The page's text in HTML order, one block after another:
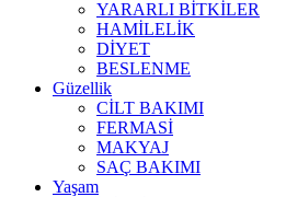
YARARLI BİTKİLER
HAMİLELİK
DİYET
BESLENME
Güzellik
CİLT BAKIMI
FERMASİ
MAKYAJ
SAÇ BAKIMI
Yaşam